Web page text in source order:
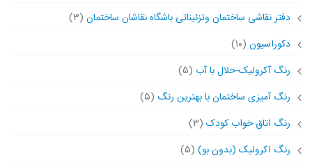
دفتر نقاشی ساختمان وتزئیناتی باشگاه نقاشان ساختمان (۳)
دکوراسیون (۱۰)
رنگ آکرولیک-حلال با آب (۵)
رنگ آمیزی ساختمان با بهترین رنگ (۵)
رنگ اتاق خواب کودک (۳)
رنگ اکرولیک (بدون بو) (۵)